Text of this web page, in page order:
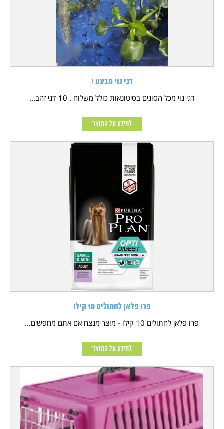
דגי נוי מבצע !
דגי נוי מכל הסוגים בסיטונאות כולל משלוח . 10 דגי זהב...
למידע על המוצר
פרו פלאן לחתולים 10 קילו
פרו פלאן לחתולים 10 קילו - מוצר מנצח אם אתם מחפשים...
למידע על המוצר